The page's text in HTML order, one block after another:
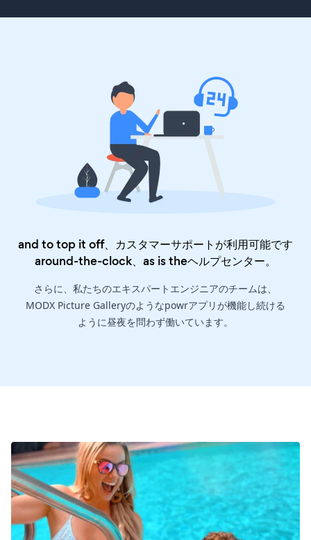
and to top it off、カスタマーサポートが利用可能です
around-the-clock、as is theヘルプセンター。
さらに、私たちのエキスパートエンジニアのチームは、
MODX Picture Galleryのようなpowrアプリが機能し続ける
ように昼夜を問わず働いています。